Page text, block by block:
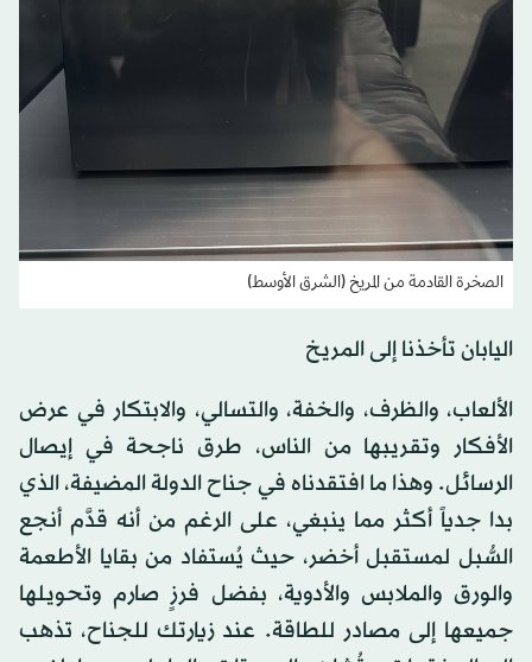
الصخرة القادمة من المريخ (الشرق الأوسط)
اليابان تأخذنا إلى المريخ
الألعاب، والظرف، والخفة، والتسالي، والابتكار في عرض
الأفكار وتقريبها من الناس، طرق ناجحة في إيصال
الرسائل. وهذا ما افتقدناه في جناح الدولة المضيفة، الذي
بدا جدياً أكثر مما ينبغي، على الرغم من أنه قدَّم أنجع
السُّبل لمستقبل أخضر، حيث يُستفاد من بقايا الأطعمة
والورق والملابس والأدوية، بفضل فرزٍ صارم وتحويلها
جميعها إلى مصادر للطاقة. عند زيارتك للجناح، تذهب